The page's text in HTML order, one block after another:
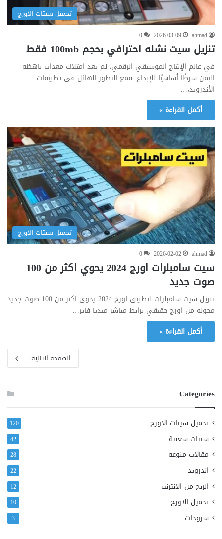
تحميل سيتات الاورج
ahmad
2026-03-09
0
تنزيل سيت نشله احترافي بحجم 100mb فقط
في عالم الإنتاج الموسيقي الرقمي، لم يعد امتلاك معدات باهظة
الثمن شرطًا أساسيًا للإبداع. فمع التطور الهائل في تطبيقات
الأندرويد،…
أكمل القراءة »
تحميل سيتات الاورج
ahmad
2026-02-02
0
سيت سامبلرات اورج 2024 يحوي اكثر من 100
صوت جديد
تنزيل سيت سامبلرات لتطبيق اورج 2024 يحوي اكثر من 100 صوت جديد
محولة من اورج حقيقي برابط مباشر ميديا فاير…
أكمل القراءة »
الصفحة التالية
Categories
تحميل سيتات الاورج 120
سيتات شعبية 42
مقالات منوعة 28
اندرويد 22
الربح من الانترنت 12
تحميل الاورج 10
شروحات 3